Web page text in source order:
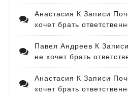
Анастасия К Записи
хочет брать
Павел Андреев К Записи
не хочет брать
Анастасия К Записи
хочет брать